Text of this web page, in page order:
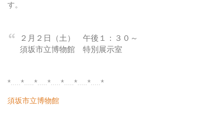
す。
２月２日（土） 午後１：３０～
須坂市立博物館 特別展示室
*.....*.....*.....*.....*.....*.....*.....*
須坂市立博物館